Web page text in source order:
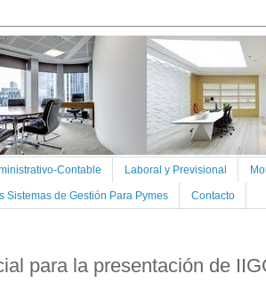
Contable Laboral y Previsional
Sistemas de Gestión Para Pymes Contacto
para la presentación de